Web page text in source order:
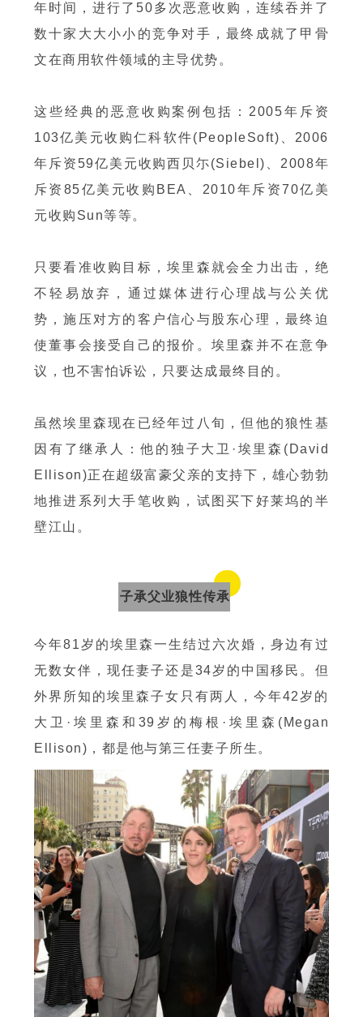
年时间，进行了50多次恶意收购，连续吞并了
数十家大大小小的竞争对手，最终成就了甲骨
文在商用软件领域的主导优势。
这些经典的恶意收购案例包括：2005年斥资
103亿美元收购仁科软件(PeopleSoft)、2006
年斥资59亿美元收购西贝尓(Siebel)、2008年
斥资85亿美元收购BEA、2010年斥资70亿美
元收购Sun等等。
只要看准收购目标，埃里森就会全力出击，绝
不轻易放弃，通过媒体进行心理战与公关优
势，施压对方的客户信心与股东心理，最终迫
使董事会接受自己的报价。埃里森并不在意争
议，也不害怕诉讼，只要达成最终目的。
虽然埃里森现在已经年过八旬，但他的狼性基
因有了继承人：他的独子大卫·埃里森(David
Ellison)正在超级富豪父亲的支持下，雄心勃勃
地推进系列大手笔收购，试图买下好莱坞的半
壁江山。
子承父业狼性传承
今年81岁的埃里森一生结过六次婚，身边有过
无数女伴，现任妻子还是34岁的中国移民。但
外界所知的埃里森子女只有两人，今年42岁的
大卫·埃里森和39岁的梅根·埃里森(Megan
Ellison)，都是他与第三任妻子所生。